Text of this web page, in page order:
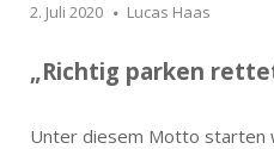
2. Juli 2020 Lucas Haas
„Richtig parken
Unter diesem Motto starten